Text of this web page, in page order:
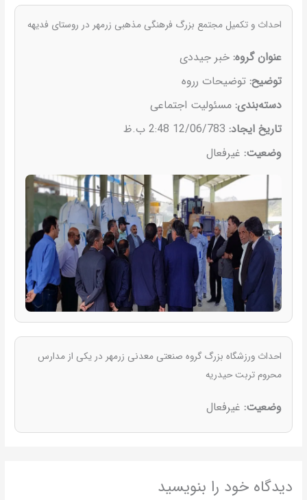
احداث و تکمیل مجتمع بزرگ فرهنگی مذهبی زرمهر در روستای فدیهه
عنوان گروه: خبر جیددی
توضیح: توضیحات رروه
دسته‌بندی: مسئولیت اجتماعی
تاریخ ایجاد:
وضعیت: غیرفعال
احداث ورزشگاه بزرگ گروه صنعتی معدنی زرمهر در یکی از مدارس
محروم تربت حیدریه
وضعیت: غیرفعال
دیدگاه‌ خود را بنویسید